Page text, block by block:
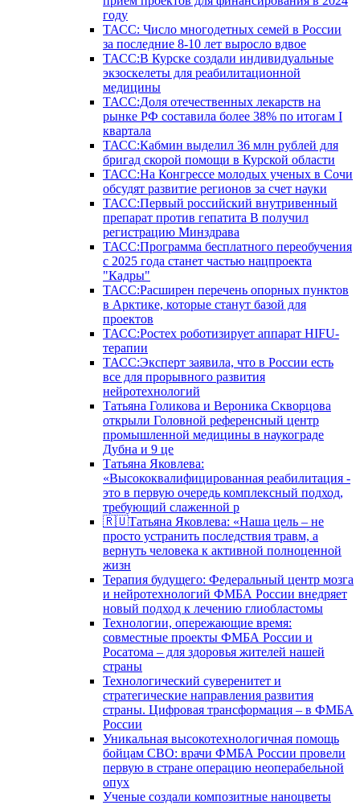
году
ТАСС: Число многодетных семей в России
за последние 8-10 лет выросло вдвое
ТАСС:В Курске создали индивидуальные
экзоскелеты для реабилитационной
медицины
ТАСС:Доля отечественных лекарств на
рынке РФ составила более 38% по итогам I
квартала
ТАСС:Кабмин выделил 36 млн рублей для
бригад скорой помощи в Курской области
ТАСС:На Конгрессе молодых ученых в Сочи
обсудят развитие регионов за счет науки
ТАСС:Первый российский внутривенный
препарат против гепатита В получил
регистрацию Минздрава
ТАСС:Программа бесплатного переобучения
с 2025 года станет частью нацпроекта
"Кадры"
ТАСС:Расширен перечень опорных пунктов
в Арктике, которые станут базой для
проектов
ТАСС:Ростех роботизирует аппарат HIFU-
терапии
ТАСС:Эксперт заявила, что в России есть
все для прорывного развития
нейротехнологий
Татьяна Голикова и Вероника Скворцова
открыли Головной референсный центр
промышленной медицины в наукограде
Дубна и 9 це
Татьяна Яковлева:
«Высококвалифицированная реабилитация -
это в первую очередь комплексный подход,
требующий слаженной р
🇷🇺Татьяна Яковлева: «Наша цель – не
просто устранить последствия травм, а
вернуть человека к активной полноценной
жизн
Терапия будущего: Федеральный центр мозга
и нейротехнологий ФМБА России внедряет
новый подход к лечению глиобластомы
Технологии, опережающие время:
совместные проекты ФМБА России и
Росатома – для здоровья жителей нашей
страны
Технологический суверенитет и
стратегические направления развития
страны. Цифровая трансформация – в ФМБА
России
Уникальная высокотехнологичная помощь
бойцам СВО: врачи ФМБА России провели
первую в стране операцию неоперабельной
опух
Ученые создали композитные наноцветы